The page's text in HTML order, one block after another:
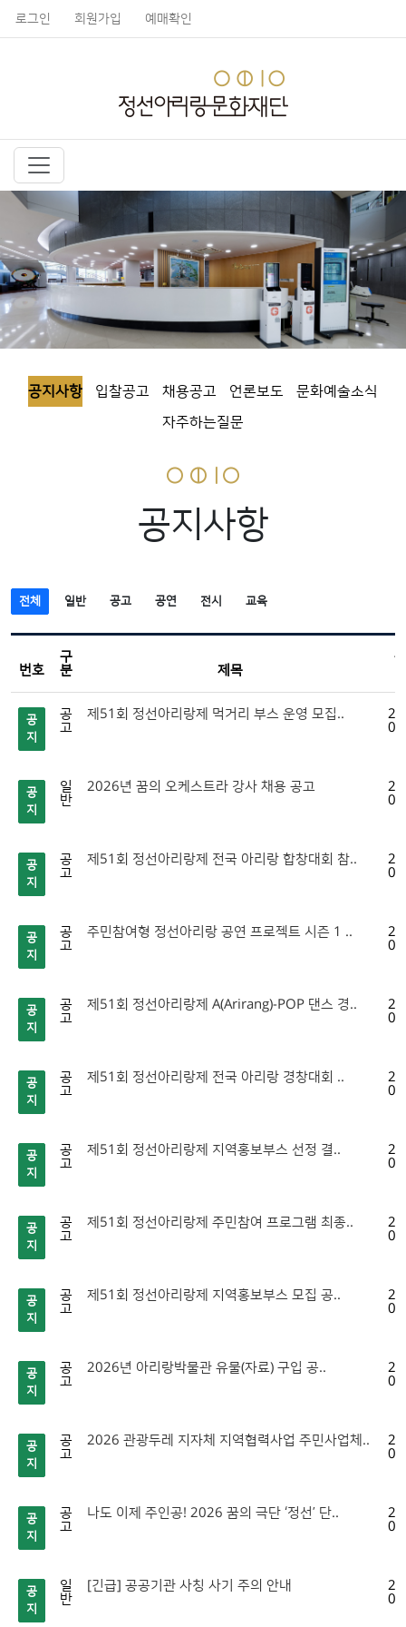
로그인 회원가입 예매확인
공지사항 입찰공고 채용공고 언론보도
문화예술소식
자주하는질문
공지사항
전체 일반 공고 공연 전시 교육
번호
구
분
제목
공
지
공
고
제51회 정선아리랑제 먹거리 부스 운영 모집..
공
지
일
반
2026년 꿈의 오케스트라 강사 채용 공고
공
지
공
고
제51회 정선아리랑제 전국 아리랑 합창대회 참..
공
지
공
고
주민참여형 정선아리랑 공연 프로젝트 시즌 1 ..
공
지
공
고
제51회 정선아리랑제 A(Arirang)-POP 댄스 경..
공
지
공
고
제51회 정선아리랑제 전국 아리랑 경창대회 ..
공
지
공
고
제51회 정선아리랑제 지역홍보부스 선정 결..
공
지
공
고
제51회 정선아리랑제 주민참여 프로그램 최종..
공
지
공
고
제51회 정선아리랑제 지역홍보부스 모집 공..
공
지
공
고
2026년 아리랑박물관 유물(자료) 구입 공..
공
지
공
고
2026 관광두레 지자체 지역협력사업 주민사업체..
공
지
공
고
나도 이제 주인공! 2026 꿈의 극단 ‘정선’ 단..
공
지
일
반
[긴급] 공공기관 사칭 사기 주의 안내